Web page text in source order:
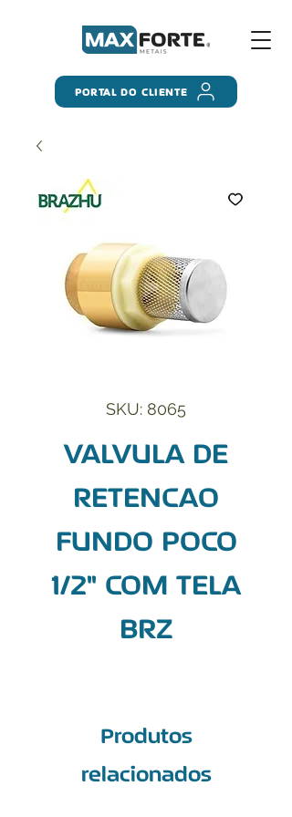
PORTAL DO CLIENTE
SKU: 8065
VALVULA DE
RETENCAO
FUNDO POCO
1/2" COM TELA
BRZ
Produtos
relacionados